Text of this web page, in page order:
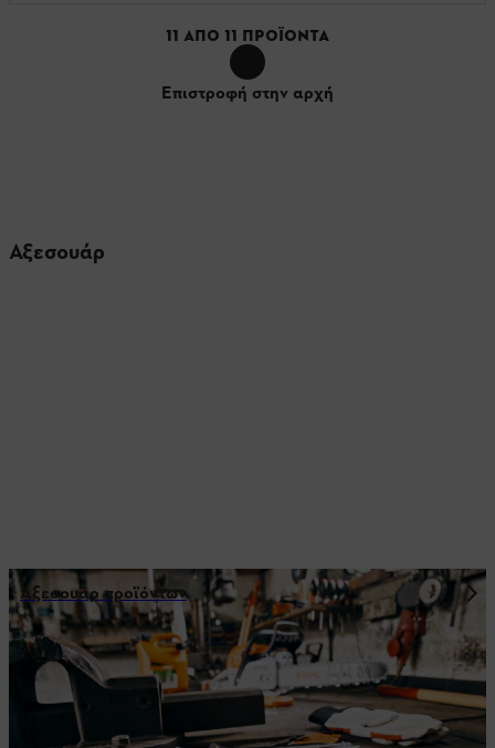
11 ΑΠΌ 11 ΠΡΟΪΌΝΤΑ
Επιστροφή στην αρχή
Αξεσουάρ
Αξεσουάρ προϊόντων